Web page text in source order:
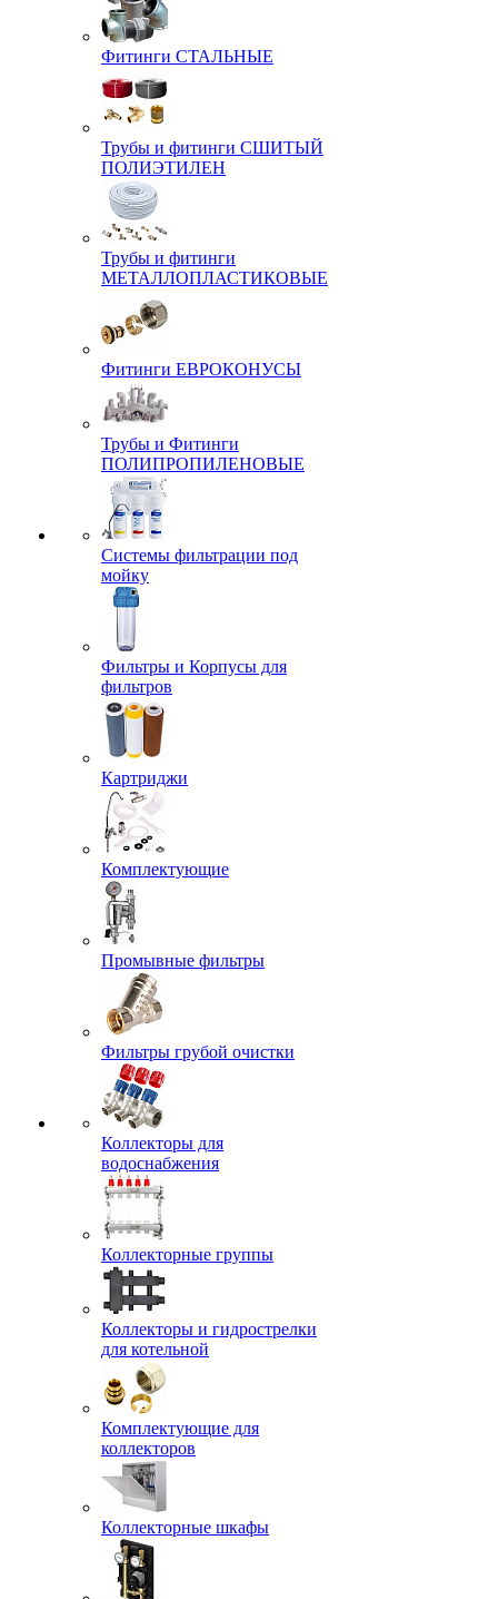
Фитинги СТАЛЬНЫЕ
Трубы и фитинги СШИТЫЙ
ПОЛИЭТИЛЕН
Трубы и фитинги
МЕТАЛЛОПЛАСТИКОВЫЕ
Фитинги ЕВРОКОНУСЫ
Трубы и Фитинги
ПОЛИПРОПИЛЕНОВЫЕ
Системы фильтрации под
мойку
Фильтры и Корпусы для
фильтров
Картриджи
Комплектующие
Промывные фильтры
Фильтры грубой очистки
Коллекторы для
водоснабжения
Коллекторные группы
Коллекторы и гидрострелки
для котельной
Комплектующие для
коллекторов
Коллекторные шкафы